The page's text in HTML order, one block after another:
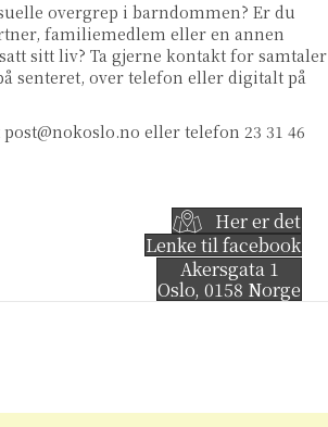
overgrep i barndommen? Er du
familiemedlem eller en annen
sitt liv? Ta gjerne kontakt for samtaler
senteret, over telefon eller digitalt på
post@nokoslo.no eller telefon 23 31 46
Her er det
Lenke til facebook
Akersgata 1
Oslo, 0158 Norge